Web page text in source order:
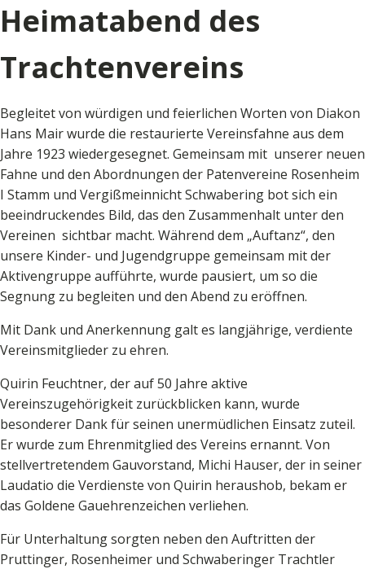
Heimatabend des
Trachtenvereins
Begleitet von würdigen und feierlichen Worten von Diakon
Hans Mair wurde die restaurierte Vereinsfahne aus dem
Jahre 1923 wiedergesegnet. Gemeinsam mit unserer neuen
Fahne und den Abordnungen der Patenvereine Rosenheim
I Stamm und Vergißmeinnicht Schwabering bot sich ein
beeindruckendes Bild, das den Zusammenhalt unter den
Vereinen sichtbar macht. Während dem „Auftanz“, den
unsere Kinder- und Jugendgruppe gemeinsam mit der
Aktivengruppe aufführte, wurde pausiert, um so die
Segnung zu begleiten und den Abend zu eröffnen.
Mit Dank und Anerkennung galt es langjährige, verdiente
Vereinsmitglieder zu ehren.
Quirin Feuchtner, der auf 50 Jahre aktive
Vereinszugehörigkeit zurückblicken kann, wurde
besonderer Dank für seinen unermüdlichen Einsatz zuteil.
Er wurde zum Ehrenmitglied des Vereins ernannt. Von
stellvertretendem Gauvorstand, Michi Hauser, der in seiner
Laudatio die Verdienste von Quirin heraushob, bekam er
das Goldene Gauehrenzeichen verliehen.
Für Unterhaltung sorgten neben den Auftritten der
Pruttinger, Rosenheimer und Schwaberinger Trachtler